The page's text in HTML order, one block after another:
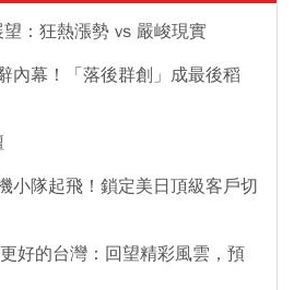
：狂熱漲勢 vs 嚴峻現實
內幕！「落後群創」成最後稻
小隊起飛！鎖定美日頂級客戶切
好的台灣：回望精彩風雲，預